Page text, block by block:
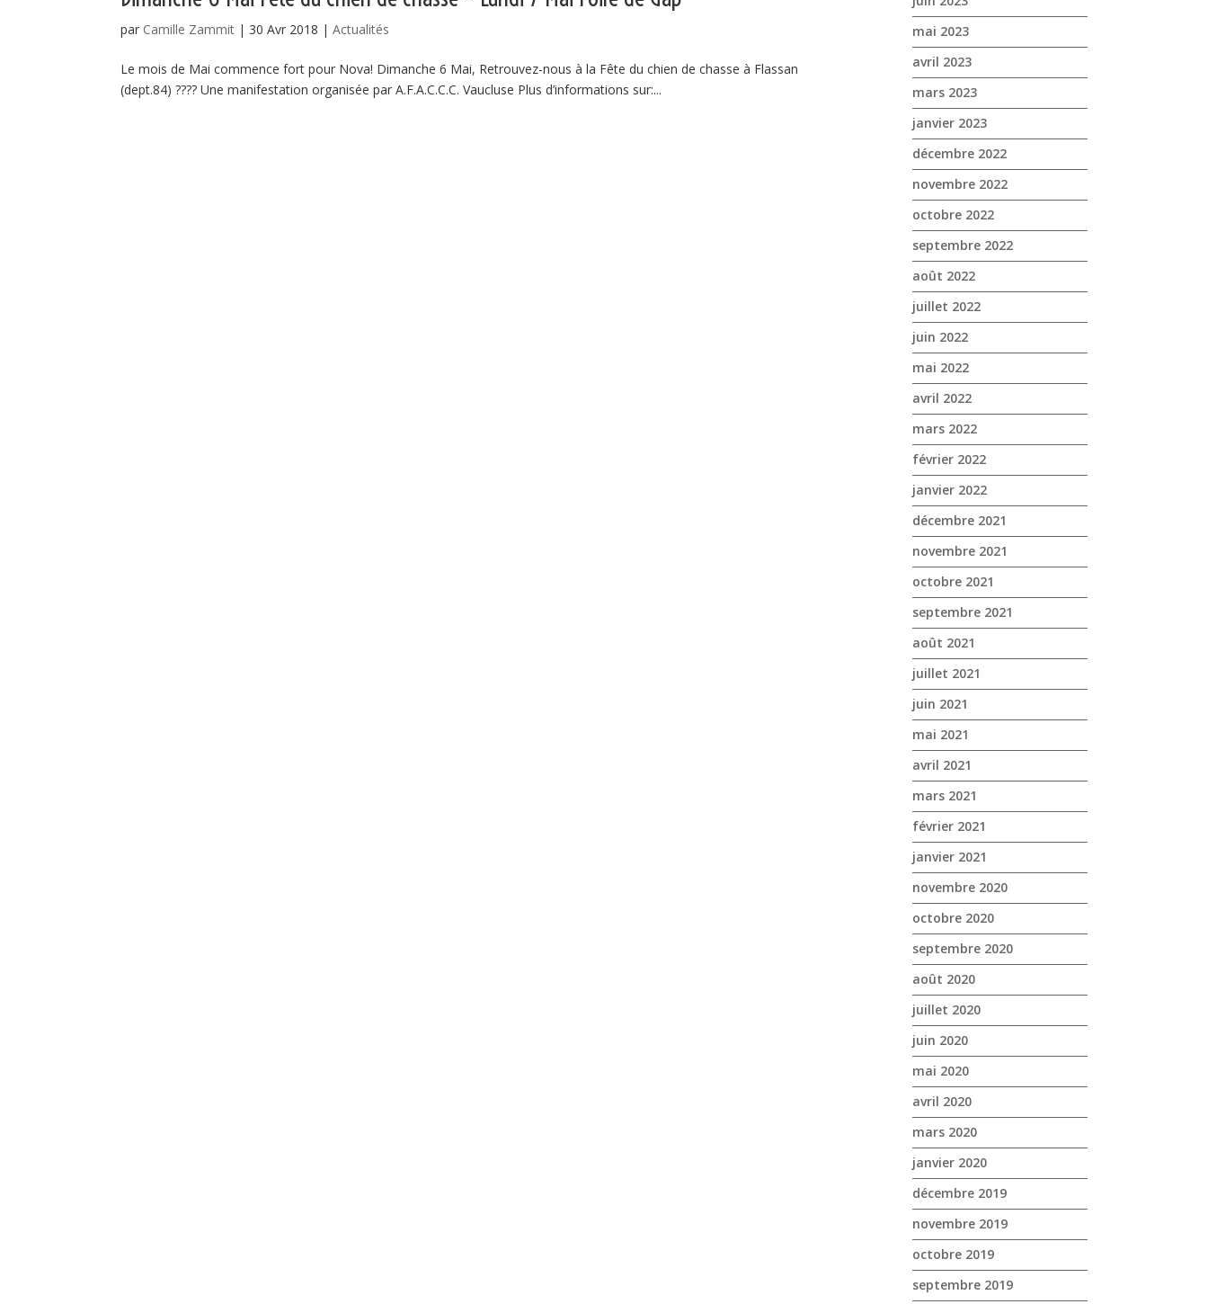
par Camille Zammit | 30 Avr 2018 |Actualités
Le mois de Mai commence fort pour Nova! Dimanche 6 Mai, Retrouvez-nous à la Fête du chien de chasse à Flassan
(dept.84) ???? Une manifestation organisée par A.F.A.C.C.C. Vaucluse Plus d’informations sur:...
mai 2023
avril 2023
mars 2023
janvier 2023
décembre 2022
novembre 2022
octobre 2022
septembre 2022
août 2022
juillet 2022
juin 2022
mai 2022
avril 2022
mars 2022
février 2022
janvier 2022
décembre 2021
novembre 2021
octobre 2021
septembre 2021
août 2021
juillet 2021
juin 2021
mai 2021
avril 2021
mars 2021
février 2021
janvier 2021
novembre 2020
octobre 2020
septembre 2020
août 2020
juillet 2020
juin 2020
mai 2020
avril 2020
mars 2020
janvier 2020
décembre 2019
novembre 2019
octobre 2019
septembre 2019